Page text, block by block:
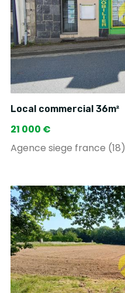
Local commercial 36m²
21 000 €
Agence siege france (18)